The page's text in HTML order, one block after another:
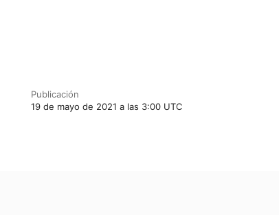
Publicación
19 de mayo de 2021 a las 3:00 UTC